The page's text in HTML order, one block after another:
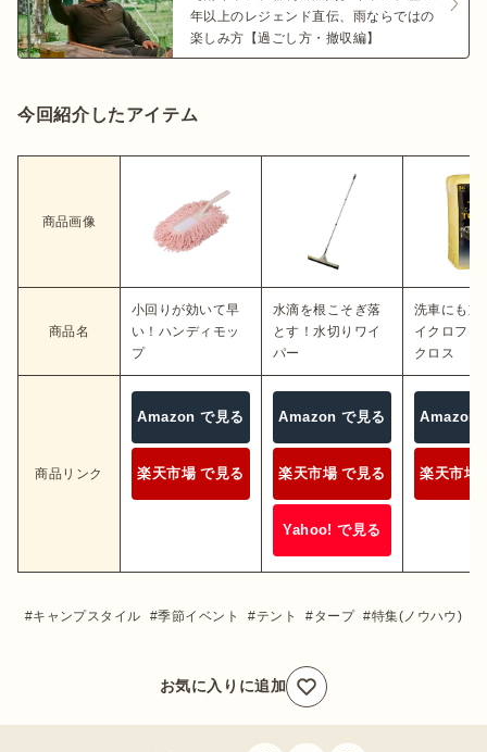
年以上のレジェンド直伝、雨ならではの
楽しみ方【過ごし方・撤収編】
今回紹介したアイテム
商品画像
商品名
小回りが効いて早
い！ハンディモッ
プ
水滴を根こそぎ落
とす！水切りワイ
パー
洗車にも重
イクロファ
クロス
商品リンク
Amazon で見る
楽天市場 で見る
Amazon で見る
楽天市場 で見る
Yahoo! で見る
Amazon
楽天市場
キャンプスタイル 季節イベント テント タープ 特集(ノウハウ)
お気に入りに追加